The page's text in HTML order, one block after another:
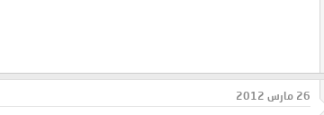
26 مارس 2012